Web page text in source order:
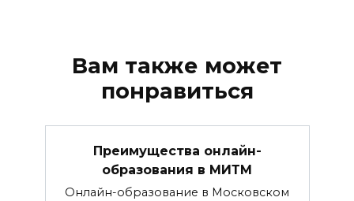
Вам также может
понравиться
Преимущества онлайн-
образования в МИТМ
Онлайн-образование в Московском